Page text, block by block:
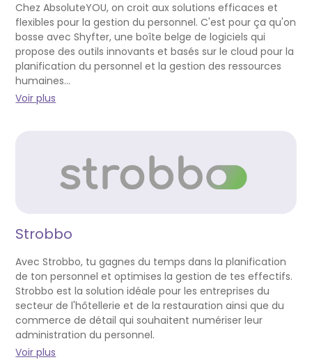
Chez AbsoluteYOU, on croit aux solutions efficaces et
flexibles pour la gestion du personnel. C'est pour ça qu'on
bosse avec Shyfter, une boîte belge de logiciels qui
propose des outils innovants et basés sur le cloud pour la
planification du personnel et la gestion des ressources
humaines...
Voir plus
Strobbo
Avec Strobbo, tu gagnes du temps dans la planification
de ton personnel et optimises la gestion de tes effectifs.
Strobbo est la solution idéale pour les entreprises du
secteur de l'hôtellerie et de la restauration ainsi que du
commerce de détail qui souhaitent numériser leur
administration du personnel.
Voir plus